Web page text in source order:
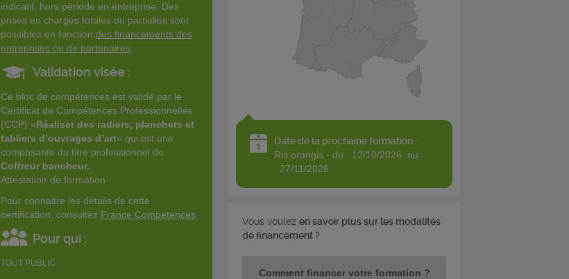
indicatif, hors période en entreprise. Des
prises en charges totales ou partielles sont
possibles en fonction des financements des
entreprises ou de partenaires
Validation visée :
Ce bloc de compétences est validé par le
Certificat de Compétences Professionnelles
(CCP) «Réaliser des radiers, planchers et
tabliers d’ouvrages d’art» qui est une
composante du titre professionnel de
Coffreur bancheur.
Attestation de formation
Pour connaitre les détails de cette
certification, consultez France Compétences
Pour qui :
TOUT PUBLIC
Date de la prochaine formation :
ris orangis - du 12/10/2026 au
27/11/2026
Vous voulezen savoir plus sur les modalités
de financement ?
Comment financer votre formation ?